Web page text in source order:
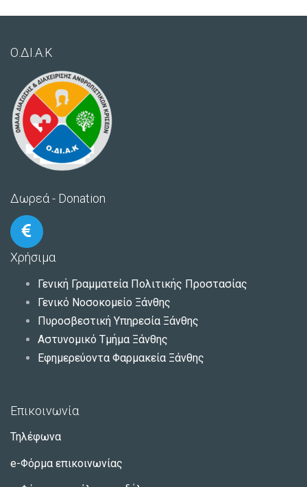
Ο.ΔΙ.Α.Κ
Δωρεά - Donation
Χρήσιμα
Γενική Γραμματεία Πολιτικής Προστασίας
Γενικό Νοσοκομείο Ξάνθης
Πυροσβεστική Υπηρεσία Ξάνθης
Αστυνομικό Τμήμα Ξάνθης
Εφημερεύοντα Φαρμακεία Ξάνθης
Επικοινωνία
Τηλέφωνα
e-Φόρμα επικοινωνίας